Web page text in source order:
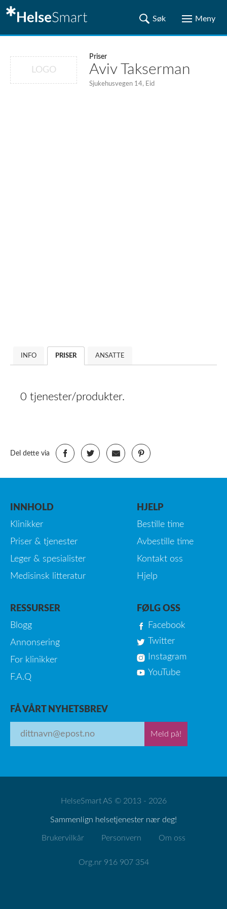
LOGO
Priser
Aviv Takserman
Sjukehusvegen 14, Eid
INFO PRISER ANSATTE
0 tjenester/produkter.
Del dette via
INNHOLD
Klinikker
Priser & tjenester
Leger & spesialister
Medisinsk litteratur
HJELP
Bestille time
Avbestille time
Kontakt oss
Hjelp
RESSURSER
Blogg
Annonsering
For klinikker
F.A.Q
FØLG OSS
Facebook
Twitter
Instagram
YouTube
FÅ VÅRT NYHETSBREV
Meld på!
HelseSmart AS © 2013 - 2026
Sammenlign helsetjenester nær deg!
Brukervilkår Personvern Om oss
Org.nr 916 907 354